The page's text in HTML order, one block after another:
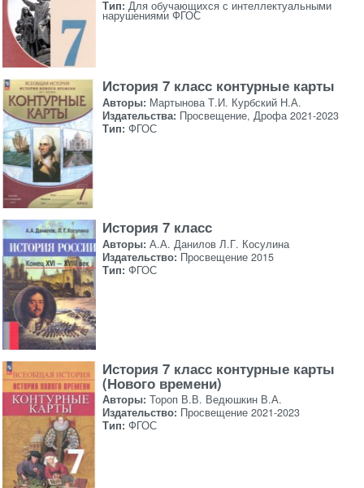
Тип: Для обучающихся с интеллектуальными
нарушениями ФГОС
История 7 класс контурные карты
Авторы: Мартынова Т.И. Курбский Н.А.
Издательства: Просвещение, Дрофа 2021-2023
Тип: ФГОС
История 7 класс
Авторы: А.А. Данилов Л.Г. Косулина
Издательство: Просвещение 2015
Тип: ФГОС
История 7 класс контурные карты
(Нового времени)
Авторы: Тороп В.В. Ведюшкин В.А.
Издательство: Просвещение 2021-2023
Тип: ФГОС